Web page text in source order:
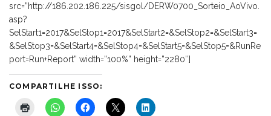
src=”http://186.202.186.225/sisgol/DERW0700_Sorteio_AoVivo.
asp?
SelStart1=2017&SelStop1=2017&SelStart2=&SelStop2=&SelStart3=
&SelStop3=&SelStart4=&SelStop4=&SelStart5=&SelStop5=&RunRe
port=Run+Report” width=”100%” height=”2280″]
COMPARTILHE ISSO: